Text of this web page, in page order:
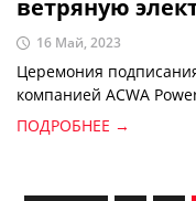
ветряную
16 Май, 2023
Церемония
компанией ACWA
ПОДРОБНЕЕ →